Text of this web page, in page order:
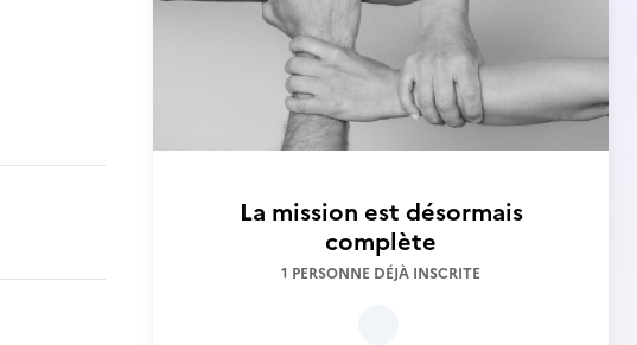
La mission est désormais
complète
1 PERSONNE DÉJÀ INSCRITE